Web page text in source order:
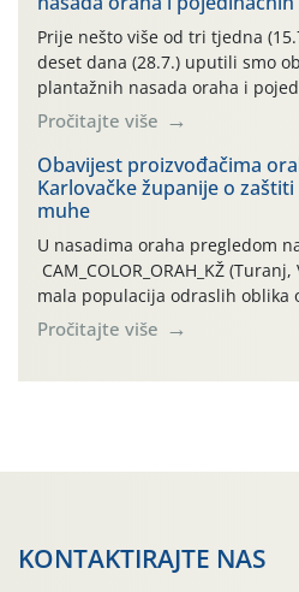
najviše temperature […]
Prije nešto više od tri tjedna
deset dana (28.7.) uputili smo
plantažnih nasada oraha i
leta i ovogodišnjoj potrebi
orahove muhe (Rhagoletis
traje drugi ovogodišnji “toplinski
izražen zadnja šest dana (31.7.-
temperature zraka svakodnevno
Pročitajte više
Obavijest proizvođačima
Karlovačke županije o
muhe
U nasadima oraha pregledom
CAM_COLOR_ORAH_KŽ
mala populacija odraslih oblika
(Rhagoletis completa). Niska
činjenicom da je riječ o mladim
Pročitajte više
KONTAKTIRAJTE NAS